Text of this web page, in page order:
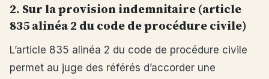
2. Sur la provision indemnitaire (article
835 alinéa 2 du code de procédure civile)
L’article 835 alinéa 2 du code de procédure civile
permet au juge des référés d’accorder une